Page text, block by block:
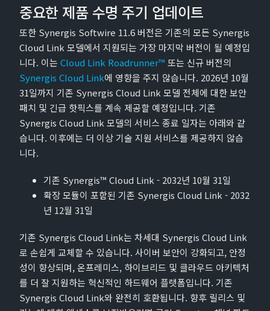
중요한 제품 수명 주기 업데이트
또한 Synergis Softwire 11.6 버전은 기존의 모든 Synergis
Cloud Link 모델에서 지원되는 가장 마지막 버전이 될 예정입
니다. 이는 Cloud Link Roadrunner™ 또는 신규 버전의
Synergis Cloud Link에 영향을 주지 않습니다. 2026년 10월
31일까지 기존 Synergis Cloud Link 모델 전체에 대한 보안
패치 및 긴급 핫픽스를 계속 제공할 예정입니다. 기존
Synergis Cloud Link 모델의 서비스 종료 일자는 아래와 같
습니다. 이후에는 더 이상 기술 지원 서비스를 제공하지 않습
니다.
기존 Synergis™ Cloud Link - 2032년 10월 31일
확장 모듈이 포함된 기존 Synergis Cloud Link - 2032
년 12월 31일
기존 Synergis Cloud Link는 차세대 Synergis Cloud Link
로 손쉽게 교체할 수 있습니다. 사이버 보안이 강화되고, 안정
성이 향상되며, 온프레미스, 하이브리드 및 클라우드 아키텍처
를 더 잘 지원하는 혁신적인 하드웨어 플랫폼입니다. 기존
Synergis Cloud Link와 완전히 호환됩니다. 향후 릴리스 및